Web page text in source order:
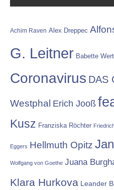
Achim Raven Alex Dreppec
G. Leitner Babette
Coronavirus DAS
Westphal Erich Jooß
Kusz Franziska Röchter
Eggers Hellmuth Opitz
Wolfgang von Goethe Juana
Klara Hurkova Leander